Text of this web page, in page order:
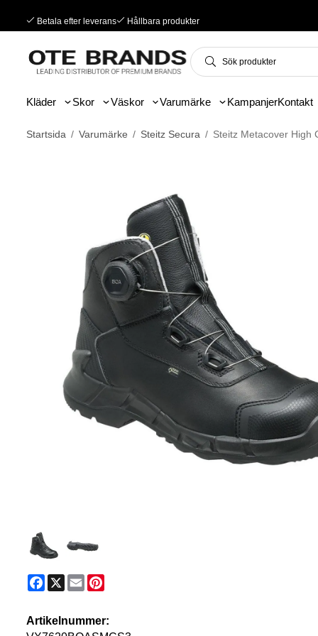
Betala efter leverans Hållbara produkter
Kläder Skor Väskor Varumärke KampanjerKontakt
Startsida / Varumärke / Steitz Secura / Steitz Metacover High
Facebook
X Email
Artikelnummer: